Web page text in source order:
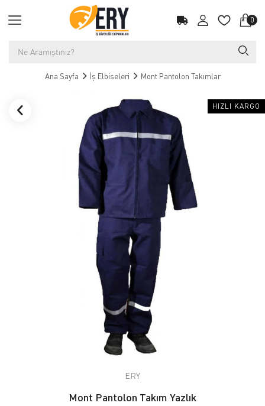
0
Ana Sayfa İş Elbiseleri Mont Pantolon Takımlar
HIZLI KARGO
ERY
Mont Pantolon Takım Yazlık